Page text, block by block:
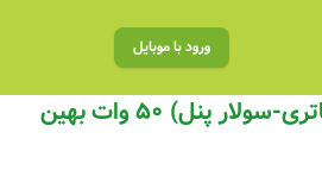
ورود با موبایل
پروژکتور 12ولت DC (باتری-سولار پنل) ۵۰ وات بهین